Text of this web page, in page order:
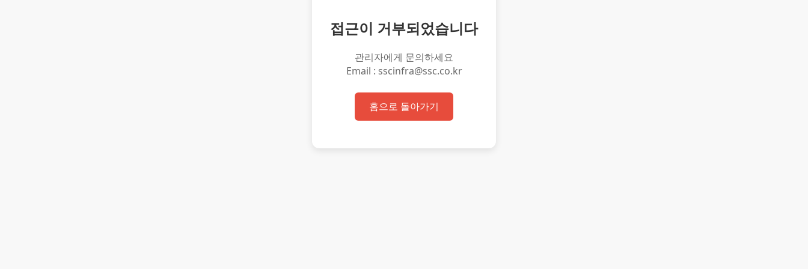
접근이 거부되었습니다
관리자에게 문의하세요
Email : sscinfra@ssc.co.kr
홈으로 돌아가기